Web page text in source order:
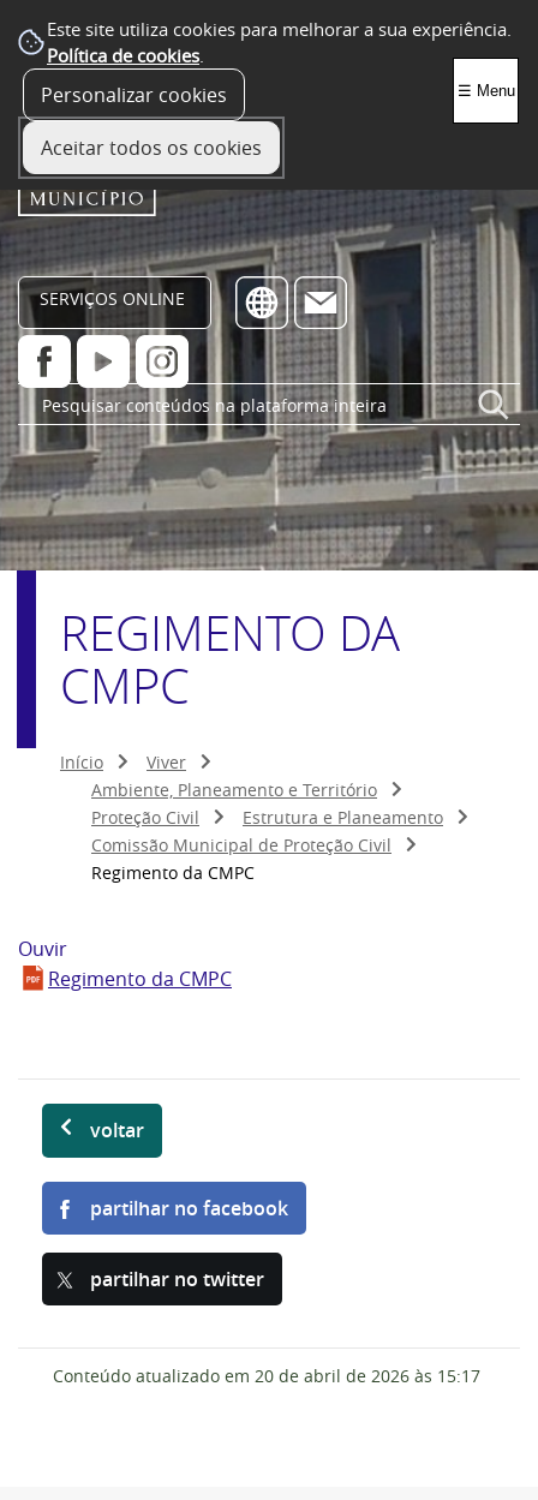
Este site utiliza cookies para melhorar a sua experiência.
Política de cookies.
Personalizar cookies
Aceitar todos os cookies
SERVIÇOS ONLINE
☰ Menu
REGIMENTO DA
CMPC
Início
Viver
Ambiente, Planeamento e Território
Proteção Civil
Estrutura e Planeamento
Comissão Municipal de Proteção Civil
Regimento da CMPC
Ouvir
Regimento da CMPC
voltar
partilhar no facebook
partilhar no twitter
Conteúdo atualizado em 20 de abril de 2026 às 15:17